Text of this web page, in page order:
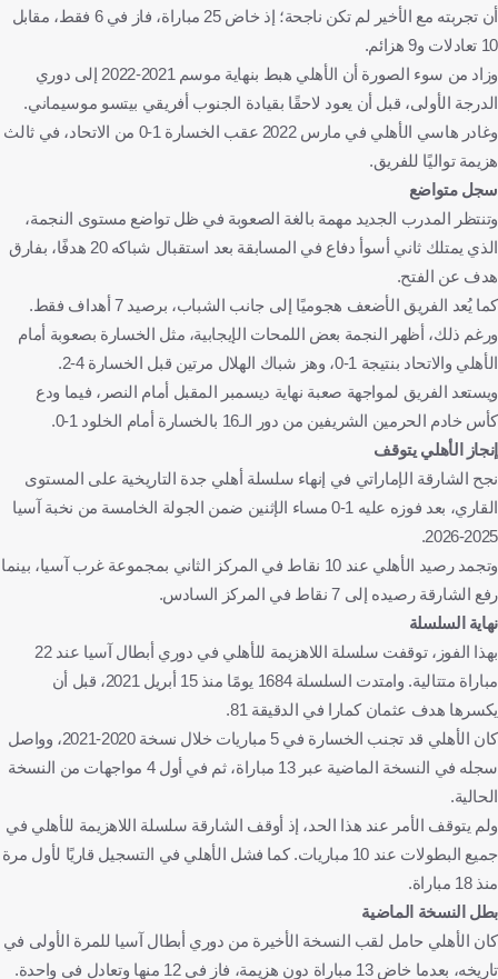
أن تجربته مع الأخير لم تكن ناجحة؛ إذ خاض 25 مباراة، فاز في 6 فقط، مقابل
10 تعادلات و9 هزائم.
وزاد من سوء الصورة أن الأهلي هبط بنهاية موسم 2021-2022 إلى دوري
الدرجة الأولى، قبل أن يعود لاحقًا بقيادة الجنوب أفريقي بيتسو موسيماني.
وغادر هاسي الأهلي في مارس 2022 عقب الخسارة 1-0 من الاتحاد، في ثالث
هزيمة تواليًا للفريق.
سجل متواضع
وتنتظر المدرب الجديد مهمة بالغة الصعوبة في ظل تواضع مستوى النجمة،
الذي يمتلك ثاني أسوأ دفاع في المسابقة بعد استقبال شباكه 20 هدفًا، بفارق
هدف عن الفتح.
كما يُعد الفريق الأضعف هجوميًا إلى جانب الشباب، برصيد 7 أهداف فقط.
ورغم ذلك، أظهر النجمة بعض اللمحات الإيجابية، مثل الخسارة بصعوبة أمام
الأهلي والاتحاد بنتيجة 1-0، وهز شباك الهلال مرتين قبل الخسارة 4-2.
ويستعد الفريق لمواجهة صعبة نهاية ديسمبر المقبل أمام النصر، فيما ودع
كأس خادم الحرمين الشريفين من دور الـ16 بالخسارة أمام الخلود 1-0.
إنجاز الأهلي يتوقف
نجح الشارقة الإماراتي في إنهاء سلسلة أهلي جدة التاريخية على المستوى
القاري، بعد فوزه عليه 1-0 مساء الإثنين ضمن الجولة الخامسة من نخبة آسيا
2025-2026.
وتجمد رصيد الأهلي عند 10 نقاط في المركز الثاني بمجموعة غرب آسيا، بينما
رفع الشارقة رصيده إلى 7 نقاط في المركز السادس.
نهاية السلسلة
بهذا الفوز، توقفت سلسلة اللاهزيمة للأهلي في دوري أبطال آسيا عند 22
مباراة متتالية. وامتدت السلسلة 1684 يومًا منذ 15 أبريل 2021، قبل أن
يكسرها هدف عثمان كمارا في الدقيقة 81.
كان الأهلي قد تجنب الخسارة في 5 مباريات خلال نسخة 2020-2021، وواصل
سجله في النسخة الماضية عبر 13 مباراة، ثم في أول 4 مواجهات من النسخة
الحالية.
ولم يتوقف الأمر عند هذا الحد، إذ أوقف الشارقة سلسلة اللاهزيمة للأهلي في
جميع البطولات عند 10 مباريات. كما فشل الأهلي في التسجيل قاريًا لأول مرة
منذ 18 مباراة.
بطل النسخة الماضية
كان الأهلي حامل لقب النسخة الأخيرة من دوري أبطال آسيا للمرة الأولى في
تاريخه، بعدما خاض 13 مباراة دون هزيمة، فاز في 12 منها وتعادل في واحدة.